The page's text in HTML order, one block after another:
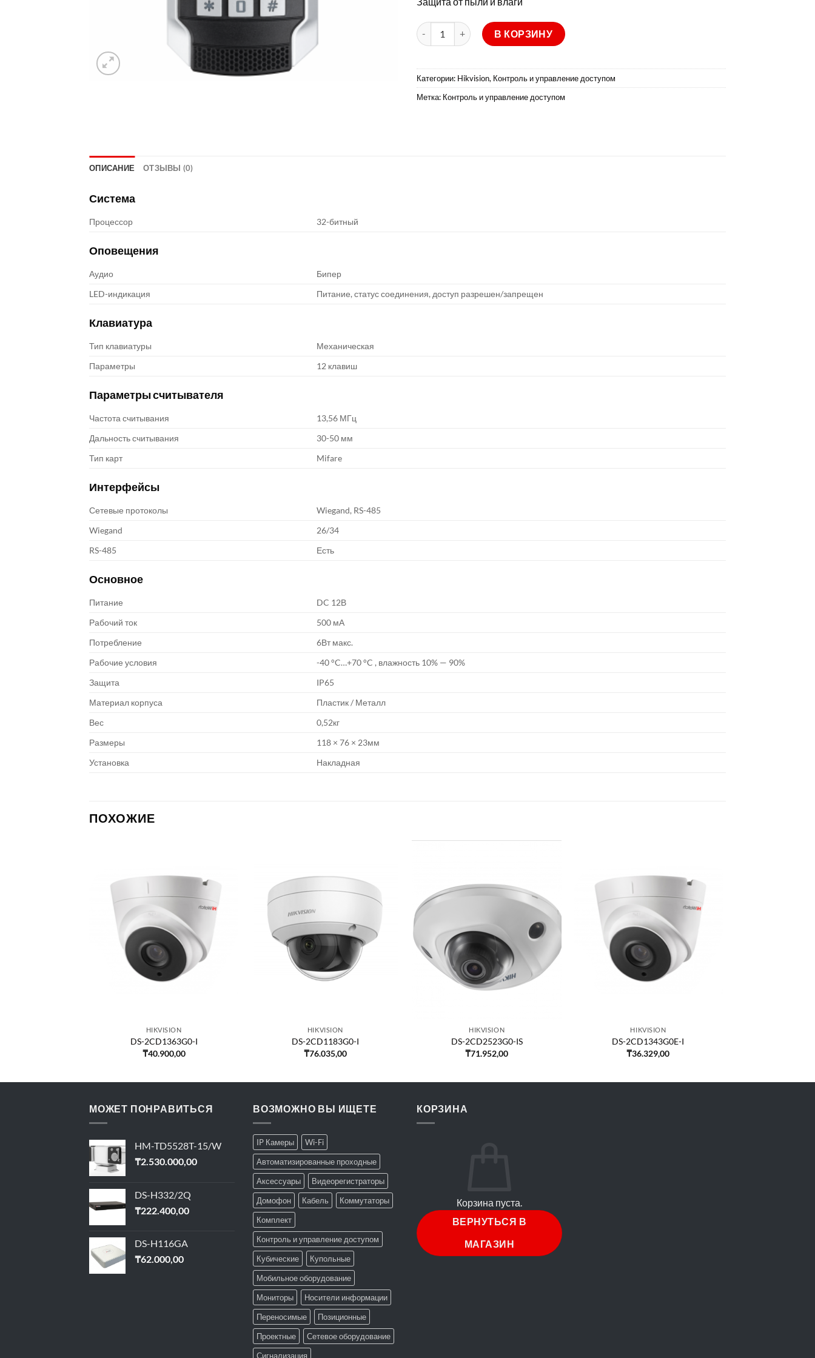
Количество товара DS-K1104MK
В КОРЗИНУ
Категории: Hikvision, Контроль и управление доступом
Метка: Контроль и управление доступом
ОПИСАНИЕ ОТЗЫВЫ (0)
Система
Процессор 32-битный
Оповещения
Аудио
Бипер
LED-индикация
Питание, статус соединения, доступ разрешен/запрещен
Клавиатура
Тип клавиатуры
Механическая
Параметры
12 клавиш
Параметры считывателя
Частота считывания
13,56 МГц
Дальность считывания
30-50 мм
Тип карт
Mifare
Интерфейсы
Сетевые протоколы
Wiegand, RS-485
Wiegand
26/34
RS-485
Есть
Основное
Питание
DC 12В
Рабочий ток
500 мА
Потребление
6Вт макс.
Рабочие условия
-40 °C…+70 °C , влажность 10% — 90%
Защита
IP65
Материал корпуса
Пластик / Металл
Вес
0,52кг
Размеры
118 × 76 × 23мм
Установка
Накладная
ПОХОЖИЕ
HIKVISION
DS-2CD1363G0-I
₸40.900,00
HIKVISION
DS-2CD1183G0-I
₸76.035,00
HIKVISION
DS-2CD2523G0-IS
₸71.952,00
HIKVISION
DS-2CD1343G0E-I
₸36.329,00
МОЖЕТ ПОНРАВИТЬСЯ
HM-TD5528T-15/W
₸2.530.000,00
DS-H332/2Q
₸222.400,00
DS-H116GA
₸62.000,00
ВОЗМОЖНО ВЫ ИЩЕТЕ
IP Камеры
Wi-Fi
Автоматизированные проходные
Аксессуары
Видеорегистраторы
Домофон
Кабель
Коммутаторы
Комплект
Контроль и управление доступом
Кубические
Купольные
Мобильное оборудование
Мониторы
Носители информации
Переносимые
Позиционные
Проектные
Сетевое оборудование
Сигнализация
КОРЗИНА
Корзина пуста.
ВЕРНУТЬСЯ В
МАГАЗИН